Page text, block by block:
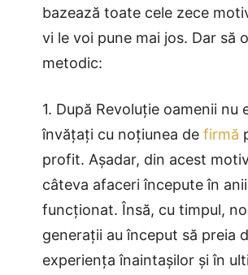
bazează toate cele zece
vi le voi pune mai jos. Dar să
metodic:
1. După Revoluție oamenii nu
învățați cu noțiunea de firmă
profit. Așadar, din acest
câteva afaceri începute în anii
funcționat. Însă, cu timpul,
generații au început să preia
experiența înaintașilor și în